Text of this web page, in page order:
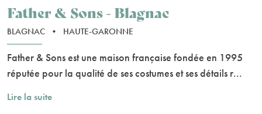
Father & Sons - Blagnac
BLAGNAC • HAUTE-GARONNE
Father & Sons est une maison française fondée en 1995
réputée pour la qualité de ses costumes et ses détails r...
Lire la suite